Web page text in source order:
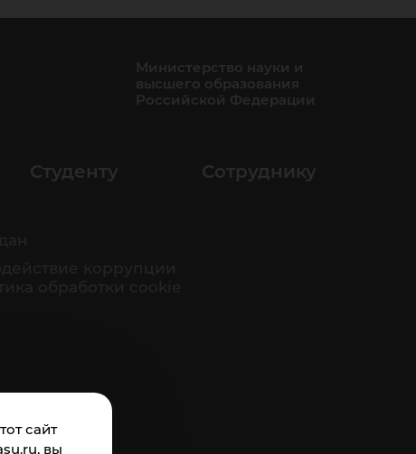
сайт
вы
Министерство науки и
высшего образования
Российской Федерации
Студенту Сотруднику